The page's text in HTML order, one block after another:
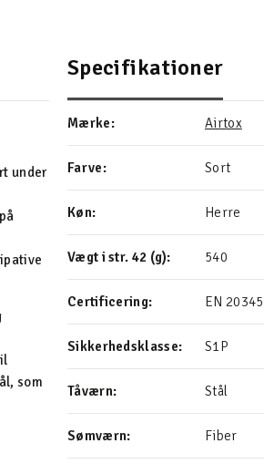
under
som
Specifikationer
Mærke: Airtox
Farve: Sort
Køn: Herre
Vægt i str. 42 (g): 540
Certificering: EN
Sikkerhedsklasse: S1P
Tåværn: Stål
Sømværn: Fiber